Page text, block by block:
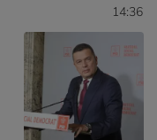
14:36